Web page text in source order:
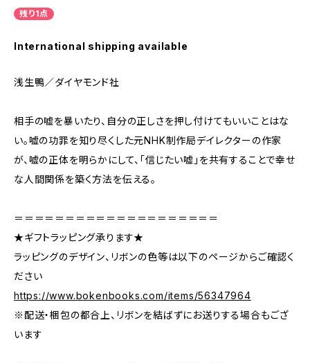
残り1点
International shipping available
浅生鴨／ダイヤモンド社
相手の嘘を暴いたり、自分の正しさを押し付けてもいいことはな
い。嘘の功罪を知り尽くした元NHK制作局デイレクターの作家
が、嘘の正体を明らかにして、「信じたい嘘」を共有することで幸せ
な人間関係を築く方法を伝える。
＝＝＝＝＝＝＝＝＝＝＝＝＝＝＝＝＝＝＝＝
★ギフトラッピング承ります★
ラッピングのデザイン、リボンの色等は以下のページからご確認く
ださい
https://www.bokenbooks.com/items/56347964
※配送・梱包の都合上、リボンを結ばずにお送りする場合もござ
います